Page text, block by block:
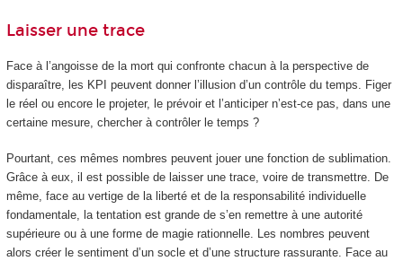
Laisser une trace
Face à l’angoisse de la mort qui confronte chacun à la perspective de
disparaître, les KPI peuvent donner l’illusion d’un contrôle du temps. Figer
le réel ou encore le projeter, le prévoir et l’anticiper n’est-ce pas, dans une
certaine mesure, chercher à contrôler le temps ?
Pourtant, ces mêmes nombres peuvent jouer une fonction de sublimation.
Grâce à eux, il est possible de laisser une trace, voire de transmettre. De
même, face au vertige de la liberté et de la responsabilité individuelle
fondamentale, la tentation est grande de s’en remettre à une autorité
supérieure ou à une forme de magie rationnelle. Les nombres peuvent
alors créer le sentiment d’un socle et d’une structure rassurante. Face au